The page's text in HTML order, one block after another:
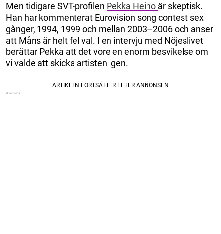
Men tidigare SVT-profilen Pekka Heino är skeptisk.
Han har kommenterat Eurovision song contest sex
gånger, 1994, 1999 och mellan 2003–2006 och anser
att Måns är helt fel val. I en intervju med Nöjeslivet
berättar Pekka att det vore en enorm besvikelse om
vi valde att skicka artisten igen.